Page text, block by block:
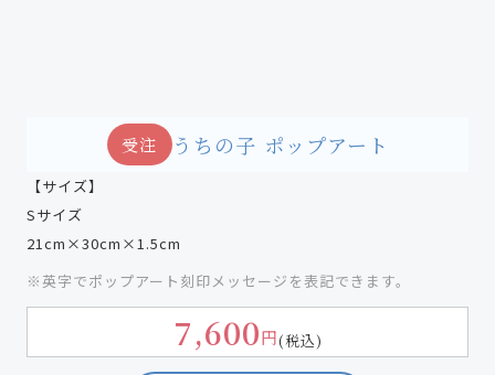
受注 うちの子 ポップアート
【サイズ】
Sサイズ
21cm×30cm×1.5cm
※英字でポップアート刻印メッセージを表記できます。
7,600円(税込)